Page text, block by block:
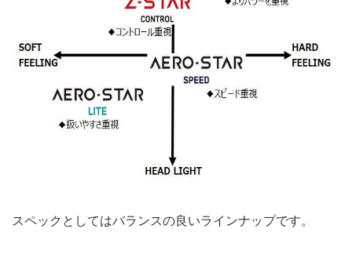
スペックとしてはバランスの良いラインナップです。